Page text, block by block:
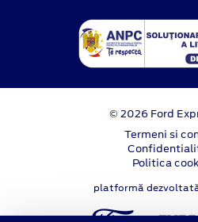
© 2026 Ford
Termeni si
Politica
platformă